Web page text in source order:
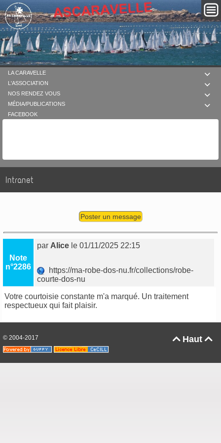

LA CARAVELLE

L'ASSOCIATION

NOS RENDEZ VOUS

MÉDIA/PUBLICATIONS
FACEBOOK
Intranet
Poster un message
Note
n°2286
par Alice le 01/11/2025 22:15
https://ma-robe-dos-nu.fr/collections/robe-
courte-dos-nu
Votre courtoisie constante m'a marqué. Un traitement
respectueux qui fait plaisir.
Haut 
© 2004-2017